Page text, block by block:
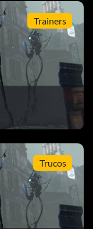
Trainers
Trucos